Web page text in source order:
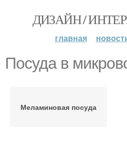
ДИЗАЙН /
главная
Посуда в
Меламиновая посуда